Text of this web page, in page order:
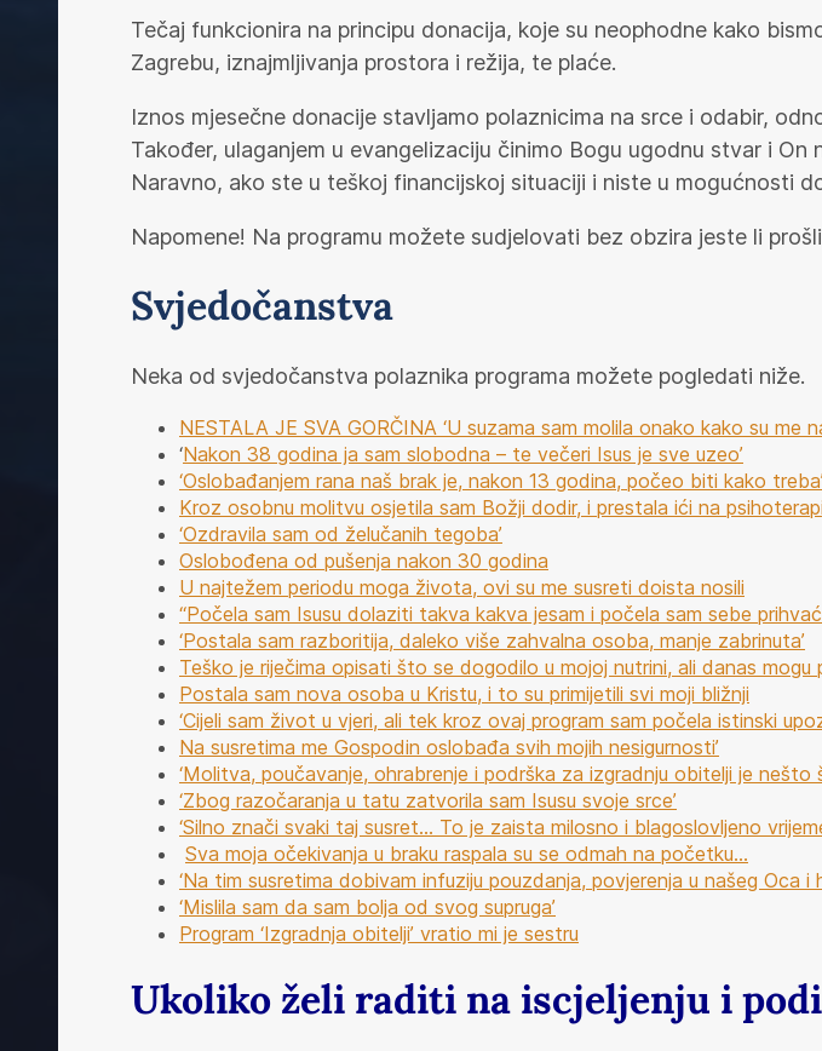
Tečaj funkcionira na principu donacija, koje su neophodne kako
Zagrebu, iznajmljivanja prostora i režija, te plaće.
Iznos mjesečne donacije stavljamo polaznicima na srce i odabir,
Također, ulaganjem u evangelizaciju činimo Bogu ugodnu stvar i
Naravno, ako ste u teškoj financijskoj situaciji i niste u mogućnosti
Napomene! Na programu možete sudjelovati bez obzira jeste li
Svjedočanstva
Neka od svjedočanstva polaznika programa možete pogledati niže.
NESTALA JE SVA GORČINA ‘U suzama sam molila onako kako su me
‘Nakon 38 godina ja sam slobodna – te večeri Isus je sve uzeo’
‘Oslobađanjem rana naš brak je, nakon 13 godina, počeo biti kako treba’
Kroz osobnu molitvu osjetila sam Božji dodir, i prestala ići na
‘Ozdravila sam od želučanih tegoba’
Oslobođena od pušenja nakon 30 godina
U najtežem periodu moga života, ovi su me susreti doista nosili
“Počela sam Isusu dolaziti takva kakva jesam i počela sam sebe
‘Postala sam razboritija, daleko više zahvalna osoba, manje zabrinuta’
Teško je riječima opisati što se dogodilo u mojoj nutrini, ali danas
Postala sam nova osoba u Kristu, i to su primijetili svi moji bližnji
‘Cijeli sam život u vjeri, ali tek kroz ovaj program sam počela istinski
Na susretima me Gospodin oslobađa svih mojih nesigurnosti’
‘Molitva, poučavanje, ohrabrenje i podrška za izgradnju obitelji je
‘Zbog razočaranja u tatu zatvorila sam Isusu svoje srce’
‘Silno znači svaki taj susret… To je zaista milosno i blagoslovljeno
Sva moja očekivanja u braku raspala su se odmah na početku…
‘Na tim susretima dobivam infuziju pouzdanja, povjerenja u našeg Oca i
‘Mislila sam da sam bolja od svog supruga’
Program ‘Izgradnja obitelji’ vratio mi je sestru
Ukoliko želi raditi na iscjeljenju i